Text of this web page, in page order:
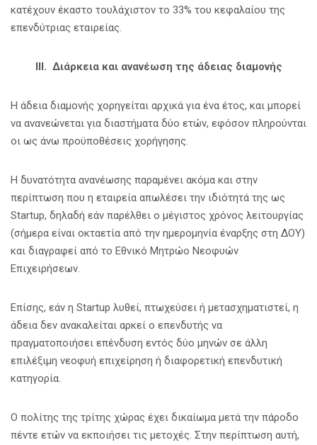
κατέχουν έκαστο τουλάχιστον το 33% του κεφαλαίου της
επενδύτριας εταιρείας.
ΙΙI. Διάρκεια και ανανέωση της άδειας διαμονής
Η άδεια διαμονής χορηγείται αρχικά για ένα έτος, και μπορεί
να ανανεώνεται για διαστήματα δύο ετών, εφόσον πληρούνται
οι ως άνω προϋποθέσεις χορήγησης.
Η δυνατότητα ανανέωσης παραμένει ακόμα και στην
περίπτωση που η εταιρεία απωλέσει την ιδιότητά της ως
Startup, δηλαδή εάν παρέλθει ο μέγιστος χρόνος λειτουργίας
(σήμερα είναι οκταετία από την ημερομηνία έναρξης στη ΔΟΥ)
και διαγραφεί από το Εθνικό Μητρώο Νεοφυών
Επιχειρήσεων.
Επίσης, εάν η Startup λυθεί, πτωχεύσει ή μετασχηματιστεί, η
άδεια δεν ανακαλείται αρκεί ο επενδυτής να
πραγματοποιήσει επένδυση εντός δύο μηνών σε άλλη
επιλέξιμη νεοφυή επιχείρηση ή διαφορετική επενδυτική
κατηγορία.
Ο πολίτης της τρίτης χώρας έχει δικαίωμα μετά την πάροδο
πέντε ετών να εκποιήσει τις μετοχές. Στην περίπτωση αυτή,